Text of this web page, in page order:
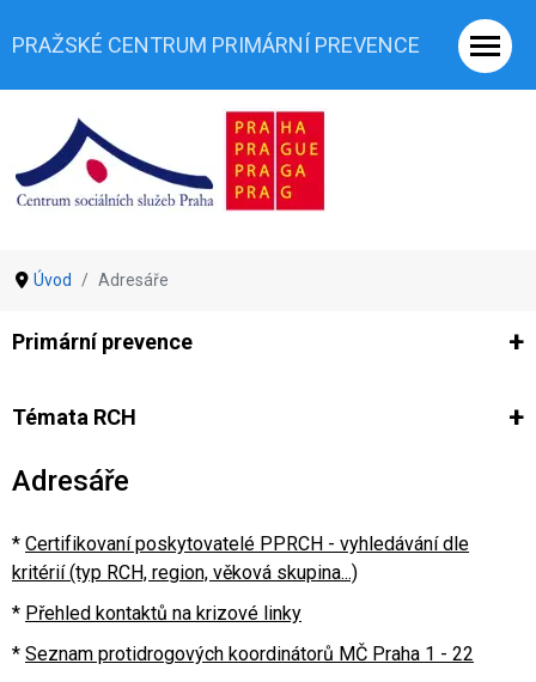
PRAŽSKÉ CENTRUM PRIMÁRNÍ PREVENCE
Úvod Adresáře
Primární prevence
Ze světa prevence
Témata RCH
Co je rizikové chování (RCH)
Adresáře
* Certifikovaní poskytovatelé PPRCH - vyhledávání dle
kritérií (typ RCH, region, věková skupina...)
* Přehled kontaktů na krizové linky
* Seznam protidrogových koordinátorů MČ Praha 1 - 22